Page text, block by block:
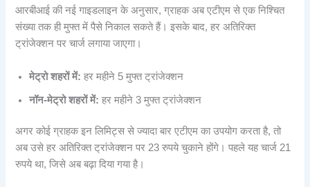
आरबीआई की नई गाइडलाइन के अनुसार, ग्राहक अब एटीएम से एक निश्चित
संख्या तक ही मुफ्त में पैसे निकाल सकते हैं। इसके बाद, हर अतिरिक्त
ट्रांजेक्शन पर चार्ज लगाया जाएगा।
मेट्रो शहरों में: हर महीने 5 मुफ्त ट्रांजेक्शन
नॉन-मेट्रो शहरों में: हर महीने 3 मुफ्त ट्रांजेक्शन
अगर कोई ग्राहक इन लिमिट्स से ज्यादा बार एटीएम का उपयोग करता है, तो
अब उसे हर अतिरिक्त ट्रांजेक्शन पर 23 रुपये चुकाने होंगे। पहले यह चार्ज 21
रुपये था, जिसे अब बढ़ा दिया गया है।